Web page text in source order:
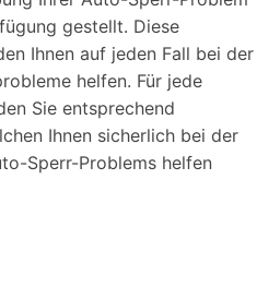
gestellt. Diese
Ihnen auf jeden Fall bei der
helfen. Für jede
Sie entsprechend
Ihnen sicherlich bei der
Sperr-Problems helfen